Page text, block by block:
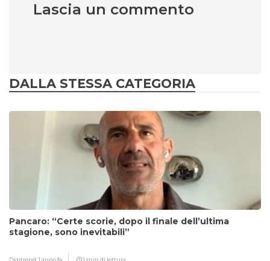
Lascia un commento
DALLA STESSA CATEGORIA
Pancaro: “Certe scorie, dopo il finale dell’ultima
stagione, sono inevitabili”
Digitrend,1 anno fa 1 min di lettura